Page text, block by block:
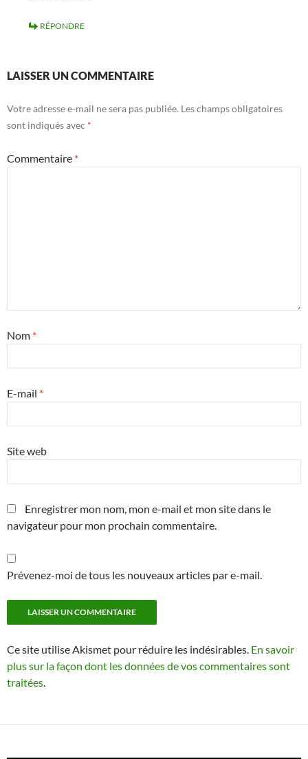
RÉPONDRE
LAISSER UN COMMENTAIRE
Votre adresse e-mail ne sera pas publiée. Les champs obligatoires
sont indiqués avec *
Commentaire *
Nom *
E-mail *
Site web
Enregistrer mon nom, mon e-mail et mon site dans le
navigateur pour mon prochain commentaire.
Prévenez-moi de tous les nouveaux articles par e-mail.
Ce site utilise Akismet pour réduire les indésirables. En savoir
plus sur la façon dont les données de vos commentaires sont
traitées